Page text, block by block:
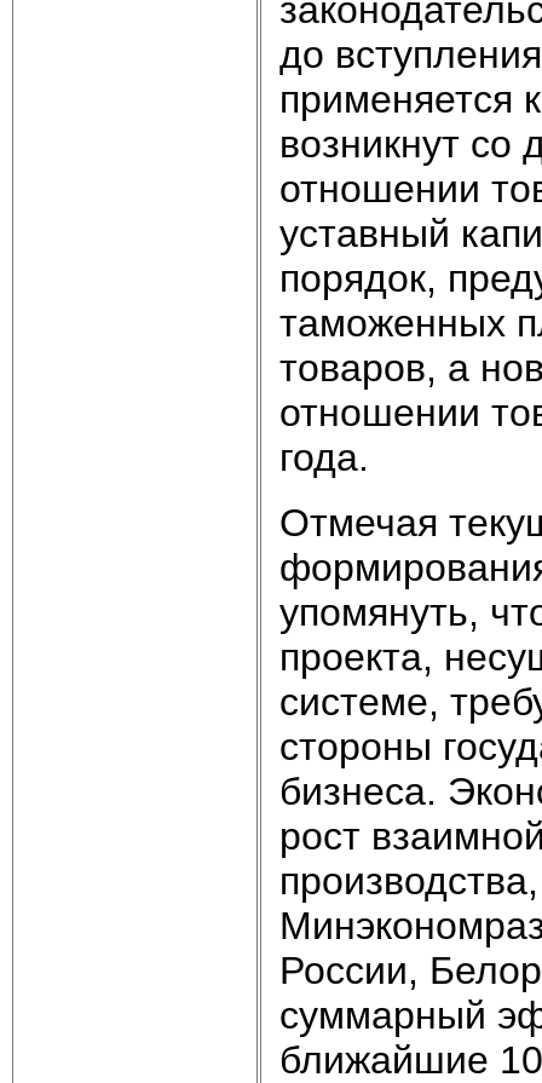
до
применяется
возникнут со
отношении
уставный
порядок,
таможенных
товаров, а
отношении
года.
Отмечая
упомянуть,
проекта,
системе,
стороны
бизнеса.
рост
России,
суммарный
ближайшие 10